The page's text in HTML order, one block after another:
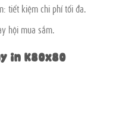
tiết kiệm chi phí tối đa.
hội mua sắm.
in K80x80